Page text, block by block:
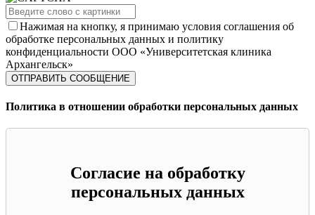
Нажимая на кнопку, я принимаю условия соглашения об
обработке персональных данных и политику
конфиденциальности ООО «Университетская клиника
Архангельск»
Политика в отношении обработки персональных данных
Согласие на обработку
персональных данных